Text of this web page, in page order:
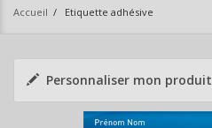
Accueil / Etiquette adhésive
Personnaliser mon produit